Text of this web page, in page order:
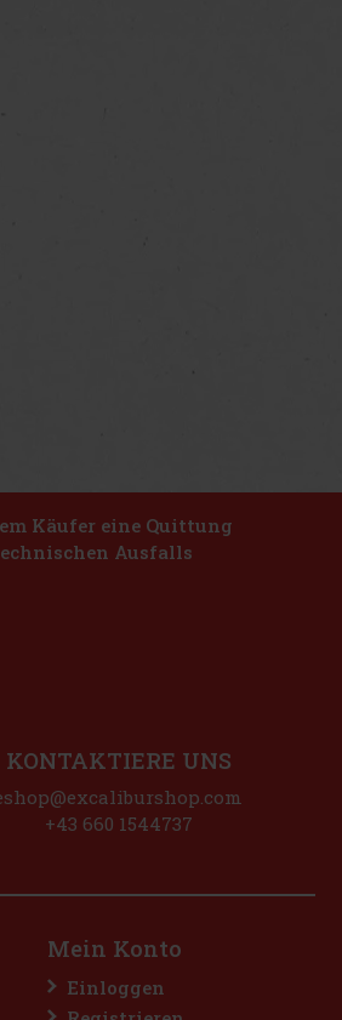
Käufer eine Quittung
Ausfalls
KONTAKTIERE UNS
+43 660 1544737
Mein Konto
Einloggen